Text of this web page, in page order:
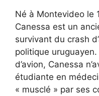
Né à Montevideo le
Canessa est un
survivant du crash
politique
d’avion, Canessa
étudiante en
« musclé » par ses